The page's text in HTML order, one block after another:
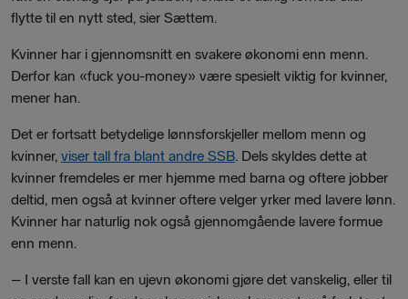
flytte til en nytt sted, sier Sættem.
Kvinner har i gjennomsnitt en svakere økonomi enn menn.
Derfor kan «fuck you-money» være spesielt viktig for kvinner,
mener han.
Det er fortsatt betydelige lønnsforskjeller mellom menn og
kvinner, viser tall fra blant andre SSB. Dels skyldes dette at
kvinner fremdeles er mer hjemme med barna og oftere jobber
deltid, men også at kvinner oftere velger yrker med lavere lønn.
Kvinner har naturlig nok også gjennomgående lavere formue
enn menn.
– I verste fall kan en ujevn økonomi gjøre det vanskelig, eller til